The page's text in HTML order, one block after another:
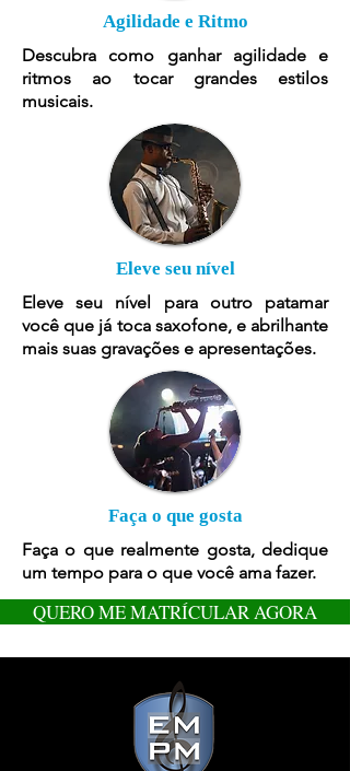
Agilidade e Ritmo
Descubra como ganhar agilidade e
ritmos ao tocar grandes estilos
musicais.
Eleve seu nível
Eleve seu nível para outro patamar
você que já toca saxofone, e abrilhante
mais suas gravações e apresentações.
Faça o que gosta
Faça o que realmente gosta, dedique
um tempo para o que você ama fazer.
QUERO ME MATRÍCULAR AGORA